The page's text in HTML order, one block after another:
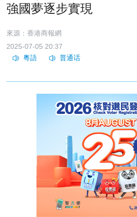
強國夢逐步實現
來源：香港商報網
2025-07-05 20:37